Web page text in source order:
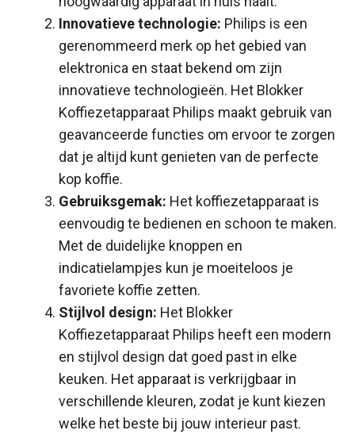
Innovatieve technologie: Philips is een
gerenommeerd merk op het gebied van
elektronica en staat bekend om zijn
innovatieve technologieën. Het Blokker
Koffiezetapparaat Philips maakt gebruik van
geavanceerde functies om ervoor te zorgen
dat je altijd kunt genieten van de perfecte
kop koffie.
Gebruiksgemak: Het koffiezetapparaat is
eenvoudig te bedienen en schoon te maken.
Met de duidelijke knoppen en
indicatielampjes kun je moeiteloos je
favoriete koffie zetten.
Stijlvol design: Het Blokker
Koffiezetapparaat Philips heeft een modern
en stijlvol design dat goed past in elke
keuken. Het apparaat is verkrijgbaar in
verschillende kleuren, zodat je kunt kiezen
welke het beste bij jouw interieur past.